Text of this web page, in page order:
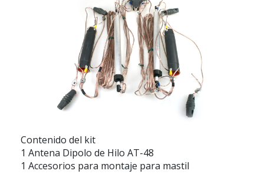
Contenido del kit
1 Antena Dipolo de Hilo AT-48
1 Accesorios para montaje para mastil